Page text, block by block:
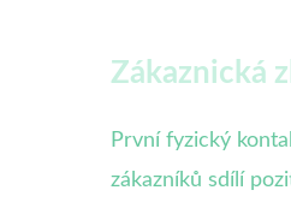
Zákaznická
První fyzický
zákazníků sdílí